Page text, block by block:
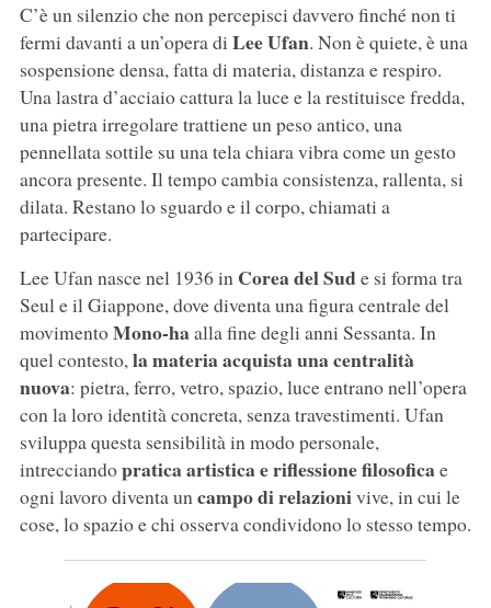
C’è un silenzio che non percepisci davvero finché non ti
fermi davanti a un’opera di Lee Ufan. Non è quiete, è una
sospensione densa, fatta di materia, distanza e respiro.
Una lastra d’acciaio cattura la luce e la restituisce fredda,
una pietra irregolare trattiene un peso antico, una
pennellata sottile su una tela chiara vibra come un gesto
ancora presente. Il tempo cambia consistenza, rallenta, si
dilata. Restano lo sguardo e il corpo, chiamati a
partecipare.
Lee Ufan nasce nel 1936 in Corea del Sude si forma tra
Seul e il Giappone, dove diventa una figura centrale del
movimentoMono-haalla fine degli anni Sessanta. In
quel contesto,la materia acquista una centralità
nuova: pietra, ferro, vetro, spazio, luce entrano nell’opera
con la loro identità concreta, senza travestimenti. Ufan
sviluppa questa sensibilità in modo personale,
intrecciandopratica artistica e riflessione filosoficae
ogni lavoro diventa uncampo di relazionivive, in cui le
cose, lo spazio e chi osserva condividono lo stesso tempo.